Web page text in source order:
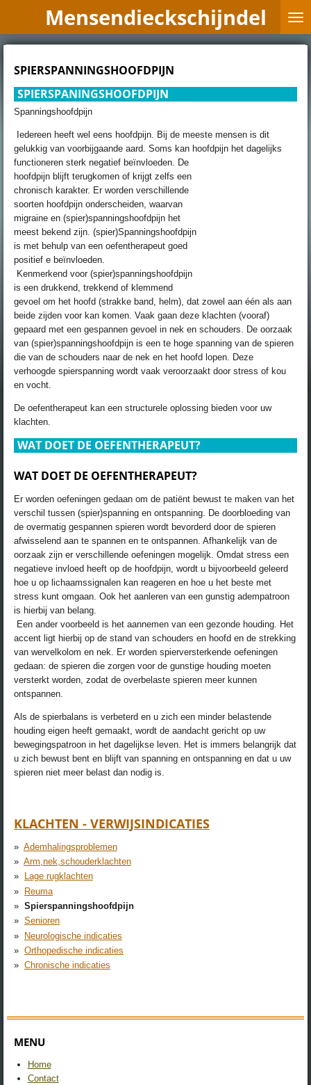
naar
hoofdinhoud
Mensendieckschijndel
SPIERSPANNINGSHOOFDPIJN
SPIERSPANINGSHOOFDPIJN
Spanningshoofdpijn
Iedereen heeft wel eens hoofdpijn. Bij de meeste mensen is dit
gelukkig van voorbijgaande aard. Soms kan hoofdpijn het dagelijks
functioneren sterk negatief beïnvloeden. De
hoofdpijn blijft terugkomen of krijgt zelfs een
chronisch karakter. Er worden verschillende
soorten hoofdpijn onderscheiden, waarvan
migraine en (spier)spanningshoofdpijn het
meest bekend zijn. (spier)Spanningshoofdpijn
is met behulp van een oefentherapeut goed
positief e beïnvloeden.
Kenmerkend voor (spier)spanningshoofdpijn
is een drukkend, trekkend of klemmend
gevoel om het hoofd (strakke band, helm), dat zowel aan één als aan
beide zijden voor kan komen. Vaak gaan deze klachten (vooraf)
gepaard met een gespannen gevoel in nek en schouders. De oorzaak
van (spier)spanningshoofdpijn is een te hoge spanning van de spieren
die van de schouders naar de nek en het hoofd lopen. Deze
verhoogde spierspanning wordt vaak veroorzaakt door stress of kou
en vocht.
De oefentherapeut kan een structurele oplossing bieden voor uw
klachten.
WAT DOET DE OEFENTHERAPEUT?
WAT DOET DE OEFENTHERAPEUT?
Er worden oefeningen gedaan om de patiënt bewust te maken van het
verschil tussen (spier)spanning en ontspanning. De doorbloeding van
de overmatig gespannen spieren wordt bevorderd door de spieren
afwisselend aan te spannen en te ontspannen. Afhankelijk van de
oorzaak zijn er verschillende oefeningen mogelijk. Omdat stress een
negatieve invloed heeft op de hoofdpijn, wordt u bijvoorbeeld geleerd
hoe u op lichaamssignalen kan reageren en hoe u het beste met
stress kunt omgaan. Ook het aanleren van een gunstig adempatroon
is hierbij van belang.
Een ander voorbeeld is het aannemen van een gezonde houding. Het
accent ligt hierbij op de stand van schouders en hoofd en de strekking
van wervelkolom en nek. Er worden spierversterkende oefeningen
gedaan: de spieren die zorgen voor de gunstige houding moeten
versterkt worden, zodat de overbelaste spieren meer kunnen
ontspannen.
Als de spierbalans is verbeterd en u zich een minder belastende
houding eigen heeft gemaakt, wordt de aandacht gericht op uw
bewegingspatroon in het dagelijkse leven. Het is immers belangrijk dat
u zich bewust bent en blijft van spanning en ontspanning en dat u uw
spieren niet meer belast dan nodig is.
KLACHTEN - VERWIJSINDICATIES
Ademhalingsproblemen
Arm,nek,schouderklachten
Lage rugklachten
Reuma
Spierspanningshoofdpijn
Senioren
Neurologische indicaties
Orthopedische indicaties
Chronische indicaties
MENU
Home
Contact